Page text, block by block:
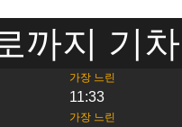
까지 기
가장 느린
11:33
가장 느린